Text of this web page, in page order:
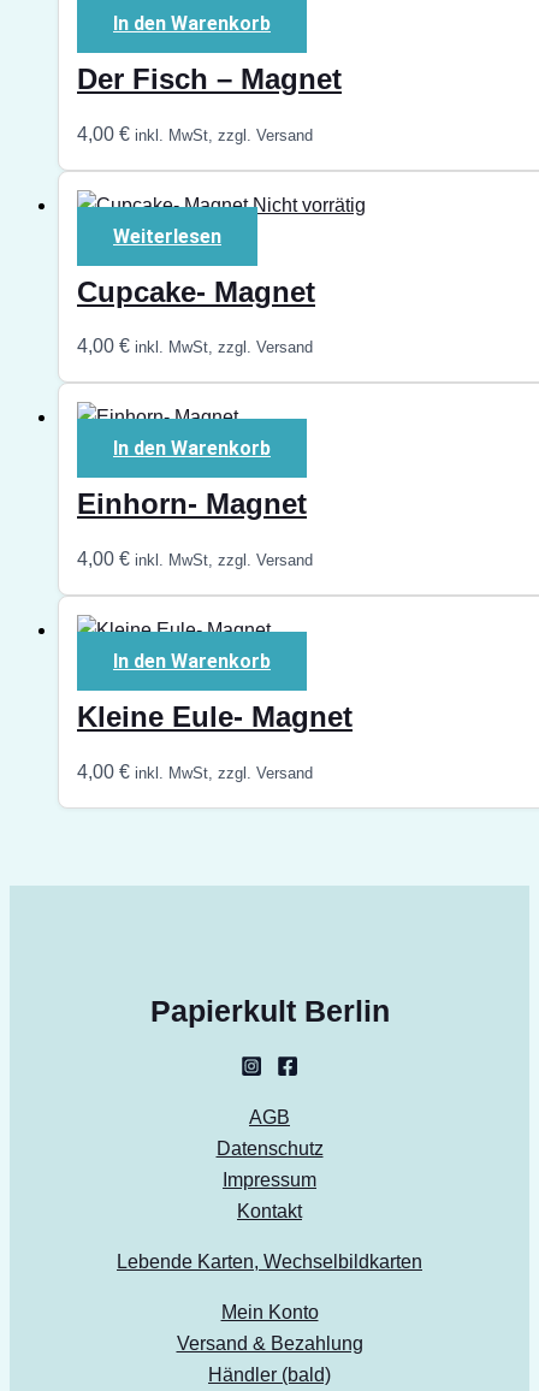
In den Warenkorb
Der Fisch – Magnet
4,00 € inkl. MwSt, zzgl. Versand
Nicht vorrätig
Weiterlesen
Cupcake- Magnet
4,00 € inkl. MwSt, zzgl. Versand
In den Warenkorb
Einhorn- Magnet
4,00 € inkl. MwSt, zzgl. Versand
In den Warenkorb
Kleine Eule- Magnet
4,00 € inkl. MwSt, zzgl. Versand
Papierkult Berlin
AGB
Datenschutz
Impressum
Kontakt
Lebende Karten, Wechselbildkarten
Mein Konto
Versand & Bezahlung
Händler (bald)